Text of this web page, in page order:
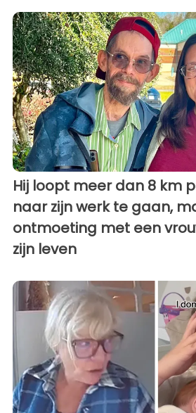
Hij loopt meer dan 8 km
naar zijn werk te gaan,
ontmoeting met een
zijn leven